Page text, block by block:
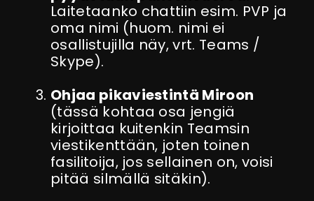
Laitetaanko chattiin esim. PVP ja
oma nimi (huom. nimi ei
osallistujilla näy, vrt. Teams /
Skype).
Ohjaa pikaviestintä Miroon
(tässä kohtaa osa jengiä
kirjoittaa kuitenkin Teamsin
viestikenttään, joten toinen
fasilitoija, jos sellainen on, voisi
pitää silmällä sitäkin).